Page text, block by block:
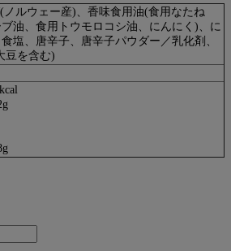
ノルウェー産)、香味食用油(食用なたね
油、食用トウモロコシ油、にんにく)、に
塩、唐辛子、唐辛子パウダー／乳化剤、
豆を含む)